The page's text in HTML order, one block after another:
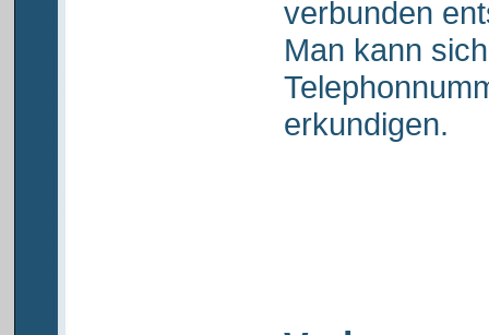
verbunden
Man kann
erkundigen.